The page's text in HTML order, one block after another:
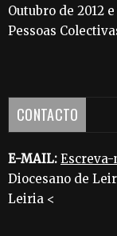
Outubro de 2012
Pessoas
CONTACTO
E-MAIL: Escreva-
Diocesano de
Leiria <